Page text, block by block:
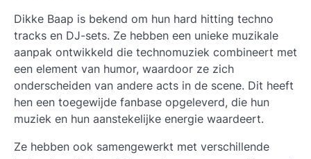
Dikke Baap is bekend om hun hard hitting techno
tracks en DJ-sets. Ze hebben een unieke muzikale
aanpak ontwikkeld die technomuziek combineert met
een element van humor, waardoor ze zich
onderscheiden van andere acts in de scene. Dit heeft
hen een toegewijde fanbase opgeleverd, die hun
muziek en hun aanstekelijke energie waardeert.
Ze hebben ook samengewerkt met verschillende